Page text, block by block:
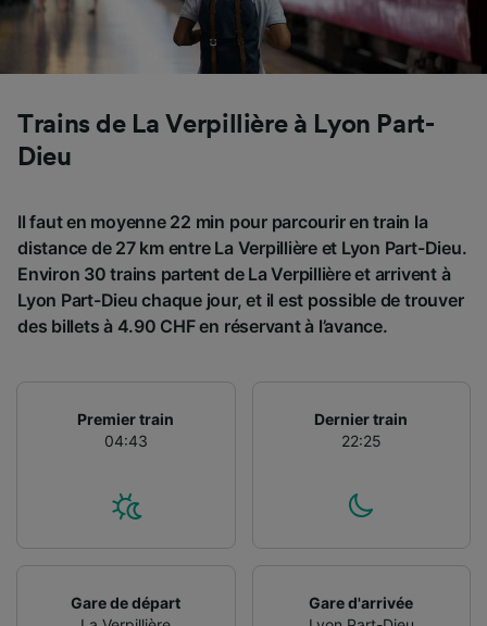
Trains de La Verpillière à Lyon Part-
Dieu
Il faut en moyenne 22 min pour parcourir en train la
distance de 27 km entre La Verpillière et Lyon Part-Dieu.
Environ 30 trains partent de La Verpillière et arrivent à
Lyon Part-Dieu chaque jour, et il est possible de trouver
des billets à 4.90 CHF en réservant à l’avance.
Premier train
04:43
Dernier train
22:25
Gare de départ
Gare d'arrivée
Utiliser des données de géolocalisation
précises. Analyser activement les
caractéristiques de l’appareil pour
contenu personnalisés, mesure de
performance des publicités et du contenu,
études d’audience et développement de
Liste de nos partenaires (fournisseurs)